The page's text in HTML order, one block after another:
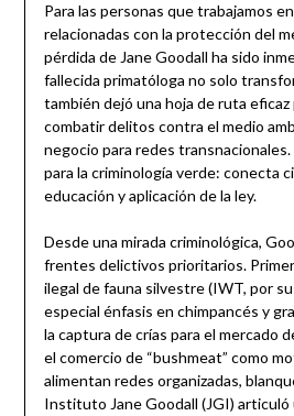
Para las personas que trabajamos
relacionadas con la protección del
pérdida de Jane Goodall ha sido
fallecida primatóloga no solo
también dejó una hoja de ruta eficaz
combatir delitos contra el medio
negocio para redes transnacionales.
para la criminología verde: conecta
educación y aplicación de la ley.
Desde una mirada criminológica,
frentes delictivos prioritarios.
ilegal de fauna silvestre (IWT, por
especial énfasis en chimpancés y
la captura de crías para el mercado
el comercio de “bushmeat” como
alimentan redes organizadas,
Instituto Jane Goodall (JGI) articuló